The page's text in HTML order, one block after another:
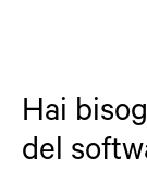
Hai
del